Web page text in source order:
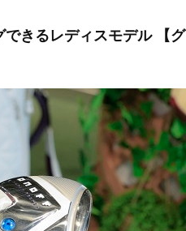
きるレディスモデル 【